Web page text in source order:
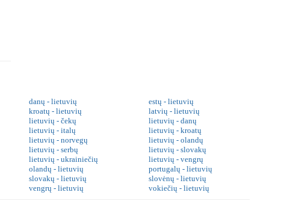
danų - lietuvių
estų - lietuvių
kroatų - lietuvių
latvių - lietuvių
lietuvių - čekų
lietuvių - danų
lietuvių - italų
lietuvių - kroatų
lietuvių - norvegų
lietuvių - olandų
lietuvių - serbų
lietuvių - slovakų
lietuvių - ukrainiečių
lietuvių - vengrų
olandų - lietuvių
portugalų - lietuvių
slovakų - lietuvių
slovėnų - lietuvių
vengrų - lietuvių vokiečių - lietuvių